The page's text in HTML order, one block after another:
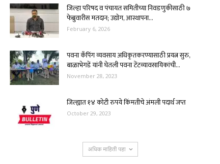
जिल्हा परिषद व पंचायत समितीच्या निवडणुकीसाठी ७
फेब्रुवारीस मतदान; उद्योग, आस्थापना...
February 6, 2026
पवना कॅंपिंग व्यवसाय अधिकृतकरण्यासाठी प्रयत्न सुरु,
बाळाभेगडें यांनी घेतली पवना टेंटव्यावसायिकांची...
November 28, 2023
जिल्ह्यात १४ कोटी रुपये किंमतीचे अंमली पदार्थ जप्त
October 29, 2023
अधिक माहिती पहा